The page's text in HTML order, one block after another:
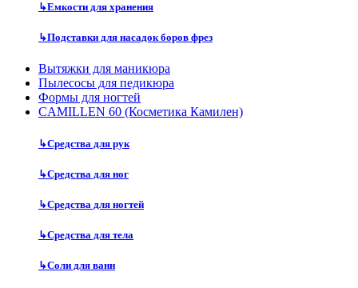
↳Емкости для хранения
↳Подставки для насадок боров фрез
Вытяжки для маникюра
Пылесосы для педикюра
Формы для ногтей
CAMILLEN 60 (Косметика Камилен)
↳Средства для рук
↳Средства для ног
↳Средства для ногтей
↳Средства для тела
↳Соли для ванн